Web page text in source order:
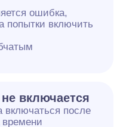
ошибка,
попытки включить
включается
включаться после
времени